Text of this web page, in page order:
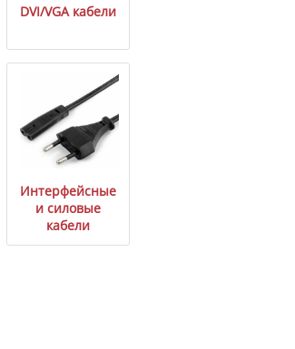
DVI/VGA кабели
Интерфейсные
и силовые
кабели